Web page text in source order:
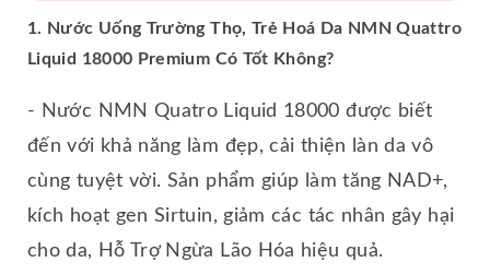
1. Nước Uống Trường Thọ, Trẻ Hoá Da NMN Quattro
Liquid 18000 Premium Có Tốt Không?
- Nước NMN Quatro Liquid 18000 được biết
đến với khả năng làm đẹp, cải thiện làn da vô
cùng tuyệt vời. Sản phẩm giúp làm tăng NAD+,
kích hoạt gen Sirtuin, giảm các tác nhân gây hại
cho da, Hỗ Trợ Ngừa Lão Hóa hiệu quả.